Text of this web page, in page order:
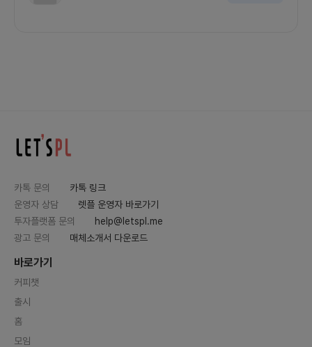
카톡 문의
카톡 링크
운영자 상담
렛플 운영자 바로가기
투자플랫폼 문의
help@letspl.me
광고 문의
매체소개서 다운로드
바로가기
커피챗
출시
홈
모임